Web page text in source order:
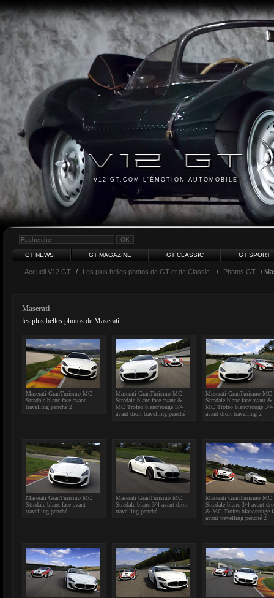
V12 GT.COM L'ÉMOTION AUTOMOBILE
GT NEWS GT MAGAZINE GT CLASSIC GT SPORT
Accueil V12 GT / Les plus belles photos de GT et de Classic. / Photos GT /
Maserati
les plus belles photos de Maserati
Maserati GranTurismo MC
Stradale blanc face avant
travelling penché 2
Maserati GranTurismo MC
Stradale blanc face avant &
MC Trofeo blanc/rouge 3/4
avant droit travelling penché
Maserati GranTurismo MC
Stradale blanc face avant &
MC Trofeo blanc/rouge 3/4
avant droit travelling 2
Maserati GranTurismo MC
Stradale blanc face avant
travelling penché
Maserati GranTurismo MC
Stradale blanc 3/4 avant droit
travelling penché
Maserati GranTurismo MC
Stradale blanc 3/4 avant
& MC Trofeo blanc/rouge
avant travelling penché 2